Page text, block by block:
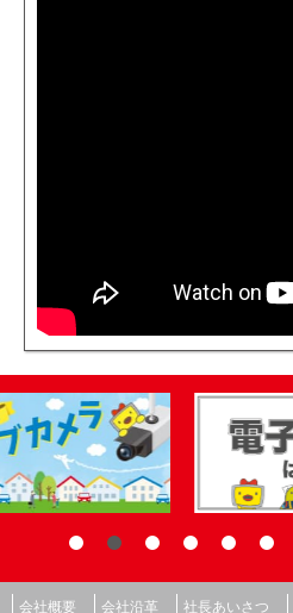
会社概要 会社沿革 社長あいさつ